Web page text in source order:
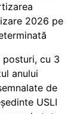
2026 pe
posturi, cu 3
anului
de
USLI